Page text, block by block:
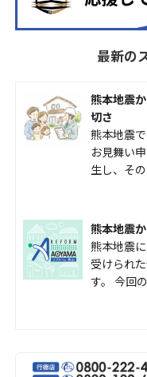
最新の
熊本地震
切さ
熊本地震
お見舞い
生し、そ
熊本地震
熊本地震
受けられ
す。 今回
外壁の色